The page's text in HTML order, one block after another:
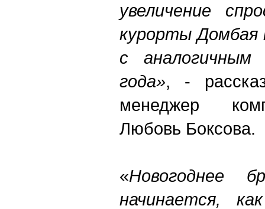
увеличение
курорты Домбая
с аналогичным
года», -
менеджер
Любовь Боксова.
«Новогоднее
начинается,